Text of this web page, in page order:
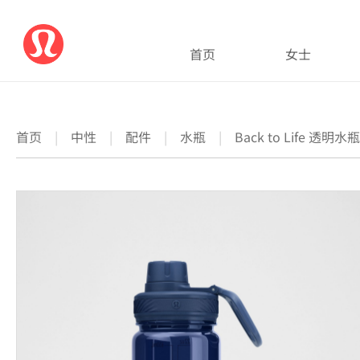
首页 女士
首页 | 中性 | 配件 | 水瓶 | Back to Life 透明水